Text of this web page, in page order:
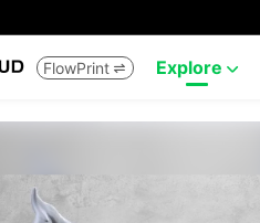
FlowPrint  Explore 